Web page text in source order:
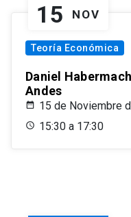
15 NOV
Teoría Económica
Daniel
Andes
15 de Noviembre
15:30 a 17:30